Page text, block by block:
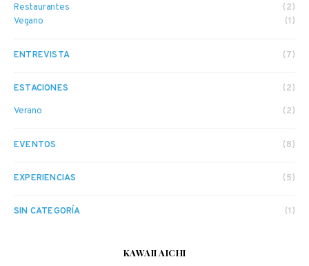
Restaurantes
(2)
Vegano
(1)
ENTREVISTA (7)
ESTACIONES (2)
Verano (2)
EVENTOS (8)
EXPERIENCIAS (5)
SIN CATEGORÍA (1)
KAWAII AICHI